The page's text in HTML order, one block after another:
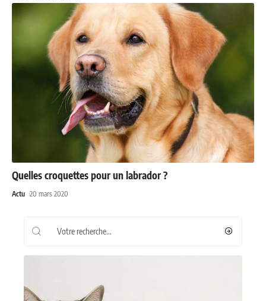
Quelles croquettes pour un labrador ?
Actu 20 mars 2020